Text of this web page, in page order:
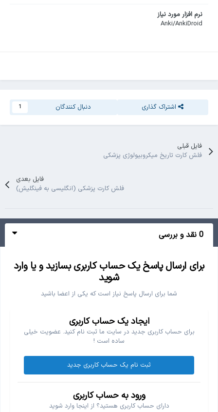
نرم افزار مورد نیاز
Anki/AnkiDroid
اشتراک گذاری دنبال کنندگان 1
فایل قبلی
فلش کارت تاریخ میکروبیولوژی پزشکی
فایل بعدی
فلش کارت پزشکی (انگلیسی به فینگلیش)
0 نقد و بررسی
برای ارسال پاسخ یک حساب کاربری بسازید و یا وارد
شوید
شما برای ارسال پاسخ نیاز است که یکی از اعضا باشید
ایجاد یک حساب کاربری
برای حساب کاربری جدید در سایت ما ثبت نام کنید. عضویت خیلی
ساده است !
ثبت نام یک حساب کاربری جدید
ورود به حساب کاربری
دارای حساب کاربری هستید؟ از اینجا وارد شوید